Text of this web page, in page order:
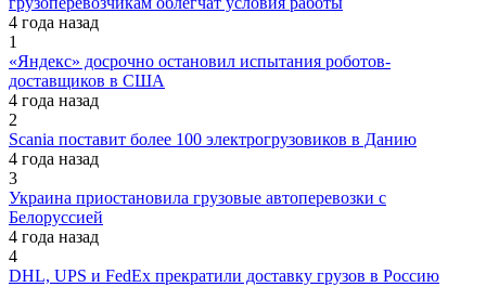
4 года назад
1
«Яндекс» досрочно остановил испытания роботов-
доставщиков в США
4 года назад
2
Scania поставит более 100 электрогрузовиков в Данию
4 года назад
3
Украина приостановила грузовые автоперевозки с
Белоруссией
4 года назад
4
DHL, UPS и FedEx прекратили доставку грузов в Россию